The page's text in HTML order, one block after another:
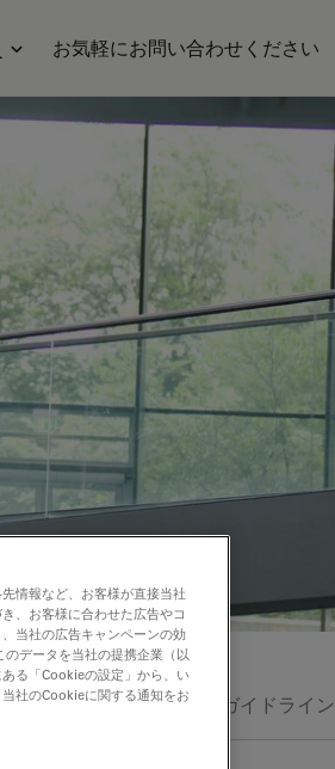
お気軽にお問い合わせください
ライカの歴史 透明性ガイドライン
情報など、お客様が直接当社
、お客様に合わせた広告やコ
当社の広告キャンペーンの効
データを当社の提携企業（以
る「Cookieの設定」から、い
社のCookieに関する通知をお